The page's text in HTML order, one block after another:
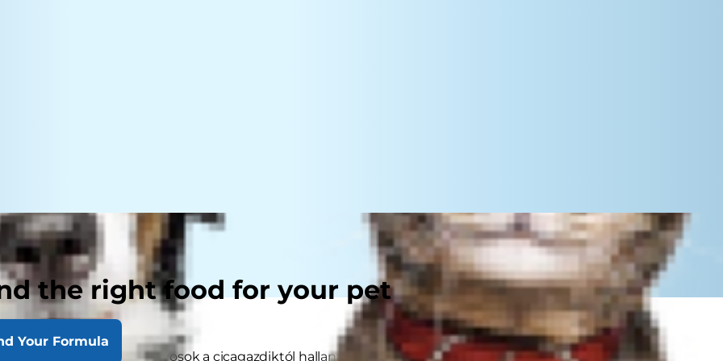
the right food for your pet
Your Formula
panasz, amit az állatorvosok a cicagazdiktól hallanak, hogy cicájuknak érzékeny a